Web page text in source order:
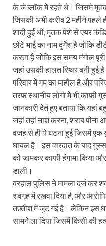
के जे ब्लॉक में रहते थे। जिसमे
जिसकी अभी करीब 2 महीने पहले
शादी हुई थी, मृतक पेशे से एयर
छोटे भाई का नाम दुर्गेश है जोकि
करता है जोकि इस समय मंगोल
जहां उसकी हालत स्थिर बनी हुई
परिवार में गम का माहौल है और
तरफ स्थानीय लोगो मे भी काफी
जानकारी देते हुए बताया कि यहां
जहां तहां नाश करना, शराब
वजह से ही ये घटना हुई जिसमें एक
घायल है। इस वारदात के बाद
को जामकर काफी हंगामा किया
डाली।
बरहाल पुलिस ने मामला दर्ज कर
शवगृह में रखवा दिया है, और
तफ़्तीश में जुट गई है। लेकिन इस
सामने ला दिया जिसमें किसी की